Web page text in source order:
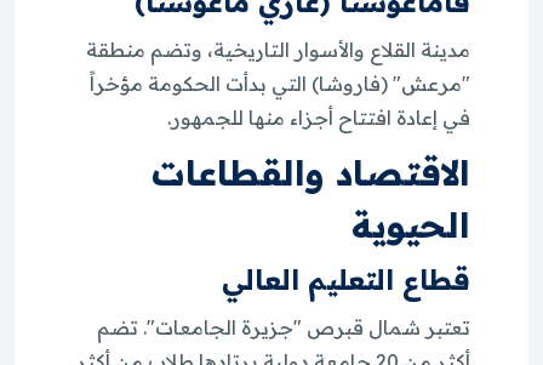
مدينة القلاع والأسوار التاريخية، وتضم منطقة
"مرعش" (فاروشا) التي بدأت الحكومة مؤخراً
في إعادة افتتاح أجزاء منها للجمهور.
الاقتصاد والقطاعات
الحيوية
قطاع التعليم العالي
تعتبر شمال قبرص "جزيرة الجامعات". تضم